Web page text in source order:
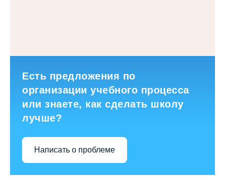
Есть предложения по
организации учебного процесса
или знаете, как сделать школу
лучше?
Написать о проблеме